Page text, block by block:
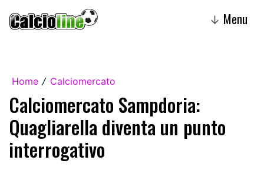
↓ Menu
Home / Calciomercato
Calciomercato Sampdoria:
Quagliarella diventa un punto
interrogativo